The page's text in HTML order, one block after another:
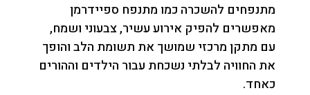
מתנפחים להשכרה כמו מתנפח ספיידרמן
מאפשרים להפיק אירוע עשיר, צבעוני ושמח,
עם מתקן מרכזי שמושך את תשומת הלב והופך
את החוויה לבלתי נשכחת עבור הילדים וההורים
כאחד.